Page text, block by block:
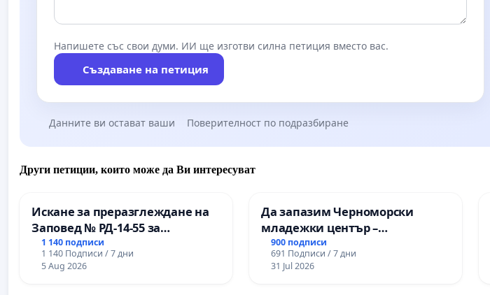
Напишете със свои думи. ИИ ще изготви силна петиция вместо вас.
Създаване на петиция
Данните ви остават ваши Поверителност по подразбиране
Други петиции, които може да Ви интересуват
Искане за преразглеждане на
Заповед № РД-14-55 за
вливането на
Професионалната гимназия по
промишлени технологии в
1 140 подписи
1 140 Подписи / 7 дни
5 Aug 2026
Да запазим Черноморски
младежки център –
пространство за младите на
Варна
900 подписи
691 Подписи / 7 дни
31 Jul 2026